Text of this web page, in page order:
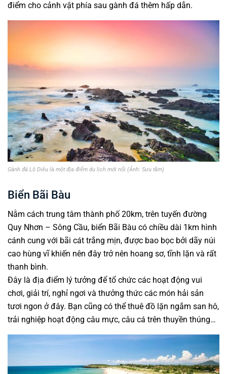
điểm cho cảnh vật phía sau gành đá thêm hấp dẫn.
Gành đá Lộ Diêu là một địa điểm du lịch mới nổi (Ảnh: Sưu tầm)
Biển Bãi Bàu
Nằm cách trung tâm thành phố 20km, trên tuyến đường
Quy Nhơn – Sông Cầu, biển Bãi Bàu có chiều dài 1km hình
cánh cung với bãi cát trắng mịn, được bao bọc bởi dãy núi
cao hùng vĩ khiến nên đây trở nên hoang sơ, tĩnh lặn và rất
thanh bình.
Đây là địa điểm lý tưởng để tổ chức các hoạt động vui
chơi, giải trí, nghỉ ngơi và thưởng thức các món hải sản
tươi ngon ở đây. Bạn cũng có thể thuê đồ lặn ngắm san hô,
trải nghiệp hoạt động câu mực, câu cá trên thuyền thúng…